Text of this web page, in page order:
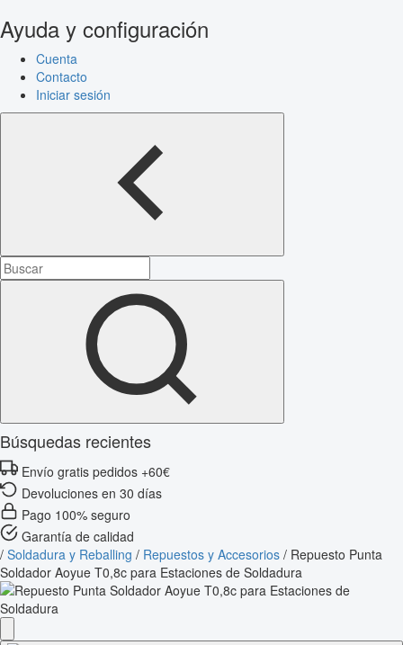
Ayuda y configuración
Cuenta
Contacto
Iniciar sesión
Búsquedas recientes
Envío gratis pedidos +60€
Devoluciones en 30 días
Pago 100% seguro
Garantía de calidad
/ Soldadura y Reballing / Repuestos y Accesorios / Repuesto Punta
Soldador Aoyue T0,8c para Estaciones de Soldadura